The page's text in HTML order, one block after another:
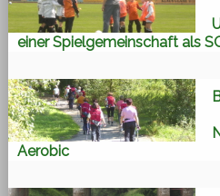
einer Spielgemeinschaft als
Aerobic